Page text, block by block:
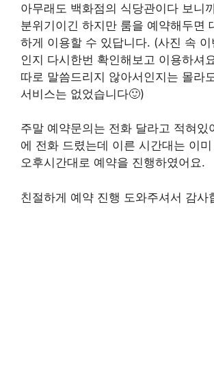
아무래도 백화점의 식당관이다 보니
분위기이긴 하지만 룸을 예약해두면
하게 이용할 수 있답니다. (사진 속
인지 다시한번 확인해보고 이용하셔
따로 말씀드리지 않아서인지는 몰라
서비스는 없었습니다🙂)
주말 예약문의는 전화 달라고 적혀있
에 전화 드렸는데 이른 시간대는 이
오후시간대로 예약을 진행하였어요.
친절하게 예약 진행 도와주셔서 감사